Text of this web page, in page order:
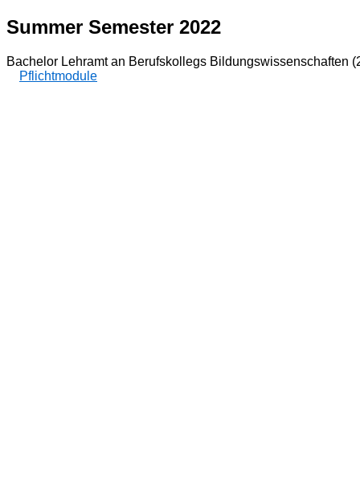
Summer Semester 2022
Bachelor Lehramt an Berufskollegs Bildungswissenschaften
Pflichtmodule